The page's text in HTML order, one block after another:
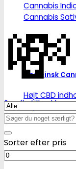
Cannabis
Cannabis
Medicinsk
Højt CBD
Billige CBD frø
💸
Se alle tilbud her
Søg
efter:
Sorter efter pris
Mindstepris